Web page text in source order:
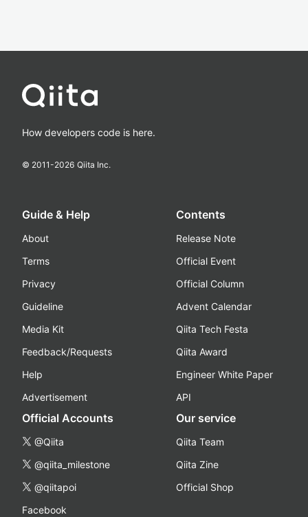
How developers code is here.
© 2011-2026 Qiita Inc.
Guide & Help
About
Terms
Privacy
Guideline
Media Kit
Feedback/Requests
Help
Advertisement
Contents
Release Note
Official Event
Official Column
Advent Calendar
Qiita Tech Festa
Qiita Award
Engineer White Paper
API
Official Accounts
@Qiita
@qiita_milestone
@qiitapoi
Facebook
Our service
Qiita Team
Qiita Zine
Official Shop